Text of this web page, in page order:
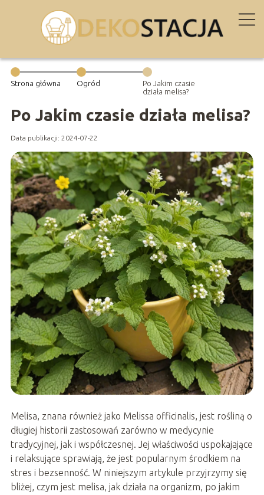
Strona główna Ogród
Po Jakim czasie
działa melisa?
Po Jakim czasie działa melisa?
Data publikacji: 2024-07-22
Melisa, znana również jako Melissa officinalis, jest rośliną o
długiej historii zastosowań zarówno w medycynie
tradycyjnej, jak i współczesnej. Jej właściwości uspokajające
i relaksujące sprawiają, że jest popularnym środkiem na
stres i bezsenność. W niniejszym artykule przyjrzymy się
bliżej, czym jest melisa, jak działa na organizm, po jakim